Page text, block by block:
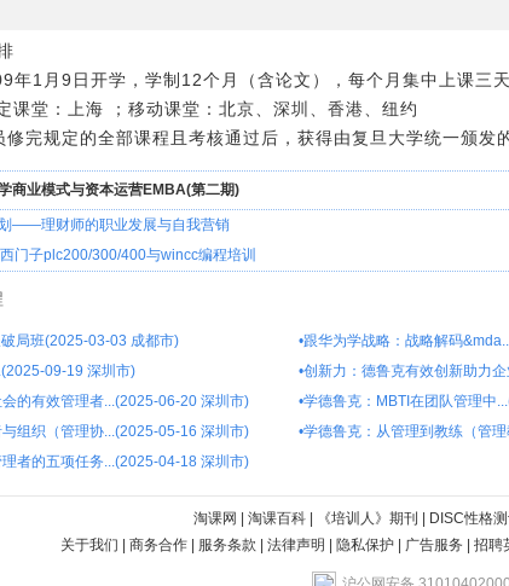
年1月9日开学，学制12个月（含论文），每个月集中上课三
课堂：上海 ；移动课堂：北京、深圳、香港、纽约
完规定的全部课程且考核通过后，获得由复旦大学统一颁发
商业模式与资本运营EMBA(第二期)
――理财师的职业发展与自我营销
门子plc200/300/400与wincc编程培训
局班(2025-03-03 成都市) •跟华为学战略：战略解码
09-19 深圳市) •创新力：德鲁克有效创新助力
的有效管理者...(2025-06-20 深圳市) •学德鲁克：MBTI在团队管理中
组织（管理协...(2025-05-16 深圳市) •学德鲁克：从管理到教练（管
者的五项任务...(2025-04-18 深圳市)
淘课网 淘课百科| 《培训人》期刊 DISC性格
关于我们
商务合作| 服务条款 法律声明 隐私保护 广告服务 招聘